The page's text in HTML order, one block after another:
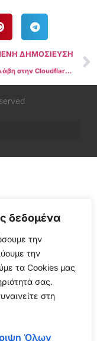
δεδομένα
την
την
τα Cookies μας
σας.
στη
Όλων
ΔΗΜΟΣΙΕΥΣΗ
Πώς μια βλάβη στην Cloudflare έριξε το μισό internet: Τι έγινε στις 18 Νοεμβρίου 2025